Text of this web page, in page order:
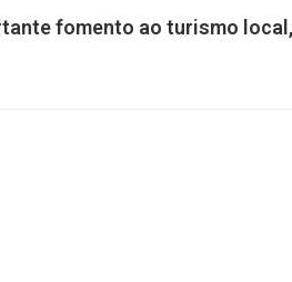
fomento ao turismo